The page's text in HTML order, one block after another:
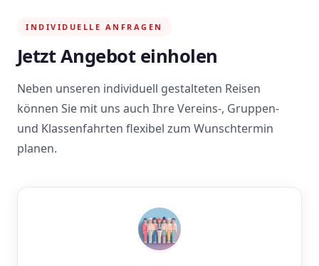
INDIVIDUELLE ANFRAGEN
Jetzt Angebot einholen
Neben unseren individuell gestalteten Reisen
können Sie mit uns auch Ihre Vereins-, Gruppen-
und Klassenfahrten flexibel zum Wunschtermin
planen.